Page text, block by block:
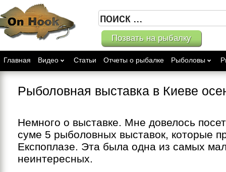
Позвать на рыбалку
Главная Видео Статьи Отчеты о рыбалке Рыболовы
Рыболовная выставка в Киеве
Немного о выставке. Мне довелось
суме 5 рыболовных выставок, которые
Експоплазе. Эта была одна из самых
неинтересных.